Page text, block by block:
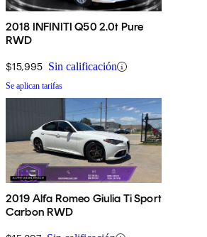
2018 INFINITI Q50 2.0t Pure
RWD
$15,995 Sin calificación
Se aplican tarifas
2019 Alfa Romeo Giulia Ti Sport
Carbon RWD